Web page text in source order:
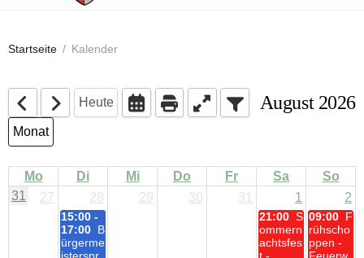
Startseite Kalender
Heute August 2026
Monat
Mo Di Mi Do Fr Sa
So
31
27 28
15:00 -
17:00
B
ürgerme
29 30 31 1
21:00 S
ommern
achtsfes
2
09:00
F
rühscho
ppen -